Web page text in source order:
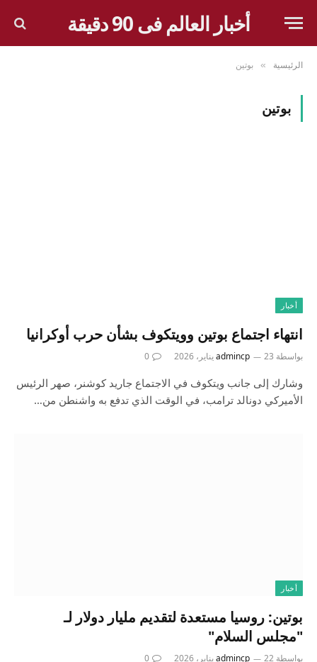
أخبار العالم فى 90 دقيقة
الرئيسية » بوتين
بوتين
أخبار
انتهاء اجتماع بوتين وويتكوف بشأن حرب أوكرانيا
بواسطة admincp 23 يناير، 2026 0
وشارك إلى جانب ويتكوف في الاجتماع جاريد كوشنر، صهر الرئيس
الأميركي دونالد ترامب، في الوقت الذي تدفع به واشنطن من…
أخبار
بوتين: روسيا مستعدة لتقديم مليار دولار لـ
"مجلس السلام"
بواسطة admincp 22 يناير، 2026 0